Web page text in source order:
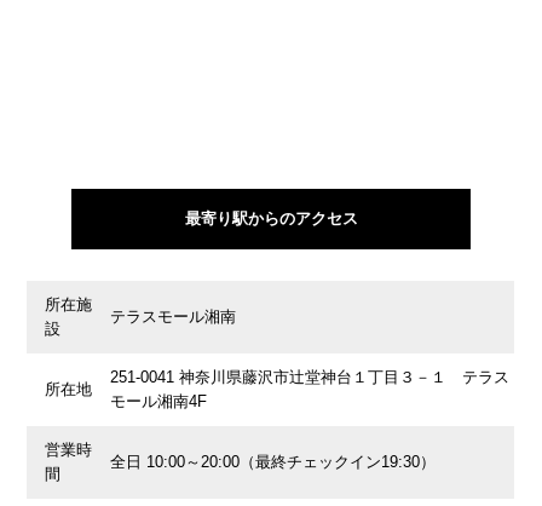
最寄り駅からのアクセス
所在施
設
テラスモール湘南
所在地
251-0041 神奈川県藤沢市辻堂神台１丁目３－１ テラス
モール湘南4F
営業時
間
全日 10:00～20:00（最終チェックイン19:30）